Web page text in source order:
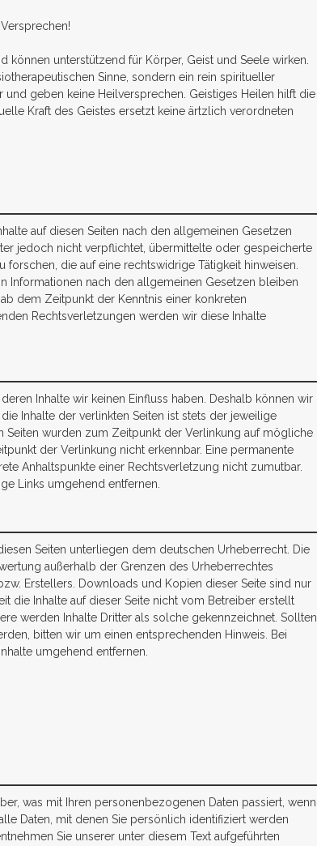
unterstützend für Körper, Geist und Seele wirken.
Sinne, sondern ein rein spiritueller
geben keine Heilversprechen. Geistiges Heilen hilft die
Kraft des Geistes ersetzt keine ärtzlich verordneten
auf diesen Seiten nach den allgemeinen Gesetzen
jedoch nicht verpflichtet, übermittelte oder gespeicherte
die auf eine rechtswidrige Tätigkeit hinweisen.
Informationen nach den allgemeinen Gesetzen bleiben
dem Zeitpunkt der Kenntnis einer konkreten
Rechtsverletzungen werden wir diese Inhalte
Inhalte wir keinen Einfluss haben. Deshalb können wir
Inhalte der verlinkten Seiten ist stets der jeweilige
Seiten wurden zum Zeitpunkt der Verlinkung auf mögliche
der Verlinkung nicht erkennbar. Eine permanente
Anhaltspunkte einer Rechtsverletzung nicht zumutbar.
Links umgehend entfernen.
Seiten unterliegen dem deutschen Urheberrecht. Die
außerhalb der Grenzen des Urheberrechtes
Erstellers. Downloads und Kopien dieser Seite sind nur
die Inhalte auf dieser Seite nicht vom Betreiber erstellt
werden Inhalte Dritter als solche gekennzeichnet. Sollten
bitten wir um einen entsprechenden Hinweis. Bei
umgehend entfernen.
was mit Ihren personenbezogenen Daten passiert, wenn
Daten, mit denen Sie persönlich identifiziert werden
Sie unserer unter diesem Text aufgeführten